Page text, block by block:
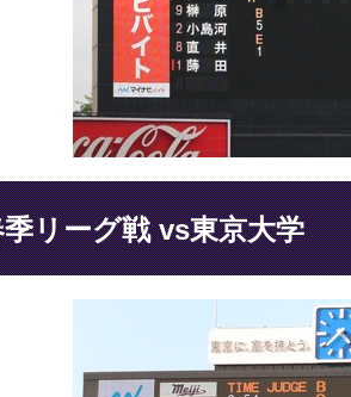
リーグ戦 vs東京大学